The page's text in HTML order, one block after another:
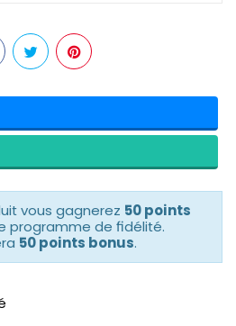
vous gagnerez 50 points
programme de fidélité.
50 points bonus.